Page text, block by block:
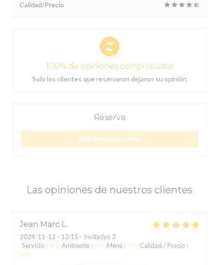
Las opiniones de nuestros clientes
Jean Marc L
2024-11-12 - 12:15 - Invitados 3
Servicio : 4/5 Ambiente : 4/5 Menú : 5/5 Calidad / Precio :
4/5
Calidad/Precio
100% de opiniones comprobadas
Solo los clientes que reservaron dejaron su opinión
Reserva
RESERVAR UNA MESA